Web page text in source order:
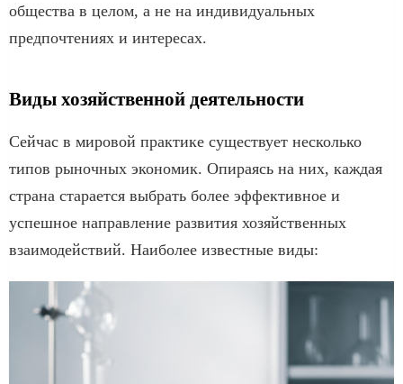
общества в целом, а не на индивидуальных
предпочтениях и интересах.
Виды хозяйственной деятельности
Сейчас в мировой практике существует несколько
типов рыночных экономик. Опираясь на них, каждая
страна старается выбрать более эффективное и
успешное направление развития хозяйственных
взаимодействий. Наиболее известные виды: